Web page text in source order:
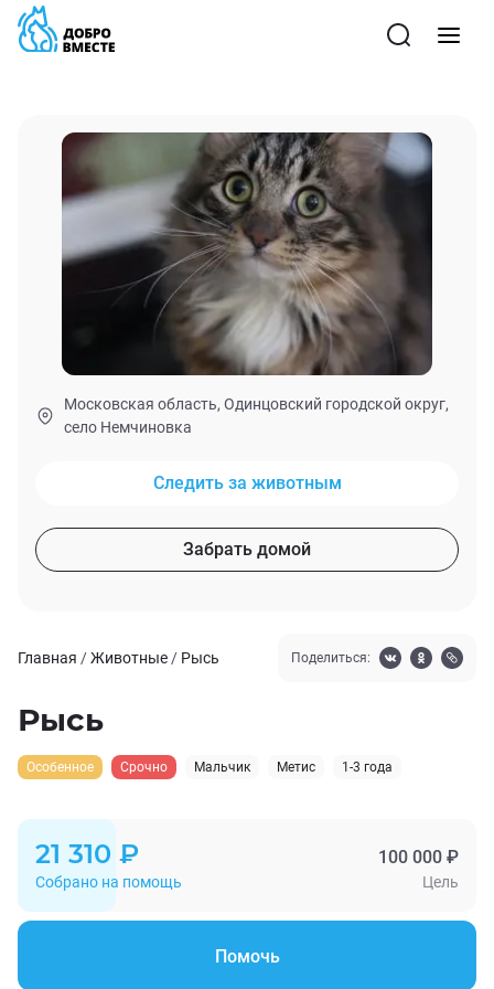
Московская область, Одинцовский городской округ,
село Немчиновка
Следить за животным
Забрать домой
Главная /Животные / Рысь Поделиться:
Рысь
Особенное Срочно Мальчик Метис 1-3 года
21 310 ₽ 100 000 ₽
Собрано на помощь Цель
Помочь